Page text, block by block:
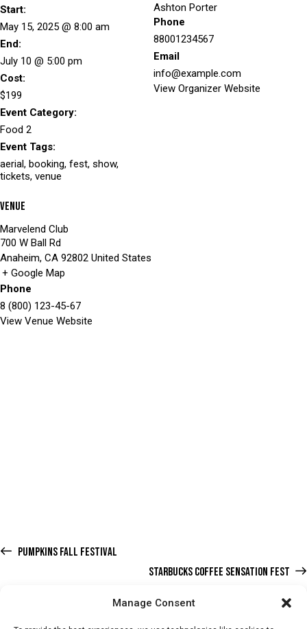
Manage Consent
Start:
May 15, 2025 @ 8:00 am
End:
July 10 @ 5:00 pm
Cost:
$199
Event Category:
Food 2
Event Tags:
aerial, booking, fest, show,
tickets, venue
Ashton Porter
Phone
88001234567
Email
info@example.com
View Organizer Website
Venue
Marvelend Club
700 W Ball Rd
Anaheim, CA 92802 United States
+ Google Map
Phone
8 (800) 123-45-67
View Venue Website
PUMPKINS FALL FESTIVAL
STARBUCKS COFFEE SENSATION FEST